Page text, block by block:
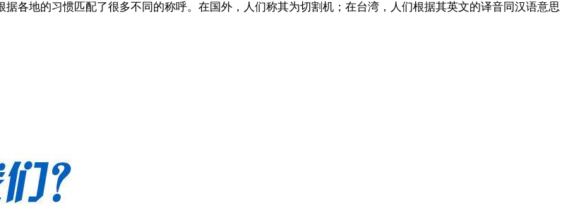
地的习惯匹配了很多不同的称呼。在国外，人们称其为切割机；在台湾，人们根据其英文的译音同汉语意思